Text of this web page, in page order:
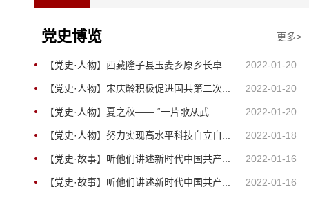
党史博览 更多>
2022-01-20
【党史·人物】西藏隆子县玉麦乡原乡长卓...
2022-01-20
【党史·人物】宋庆龄积极促进国共第二次...
2022-01-20
【党史·人物】夏之秋—— “一片歌从武...
2022-01-18
【党史·人物】努力实现高水平科技自立自...
2022-01-16
【党史·故事】听他们讲述新时代中国共产...
2022-01-16
【党史·故事】听他们讲述新时代中国共产...